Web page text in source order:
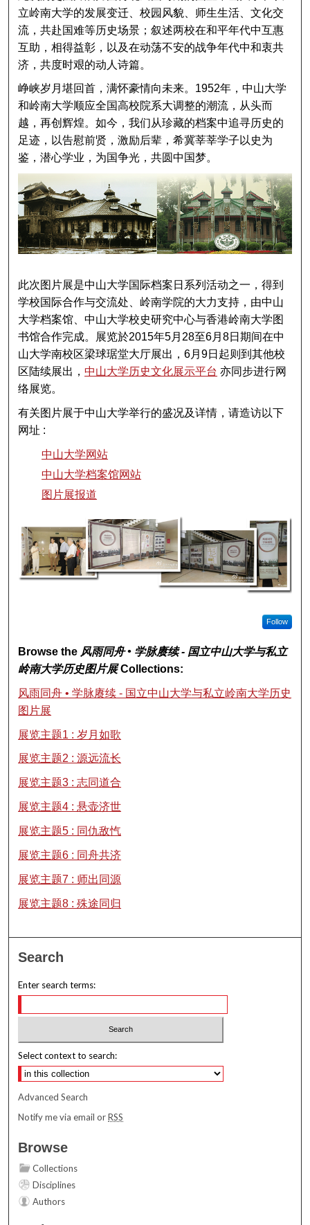
立岭南大学的发展变迁、校园风貌、师生生活、文化交
流，共赴国难等历史场景；叙述两校在和平年代中互惠
互助，相得益彰，以及在动荡不安的战争年代中和衷共
济，共度时艰的动人诗篇。
峥峡岁月堪回首，满怀豪情向未来。1952年，中山大学
和岭南大学顺应全国高校院系大调整的潮流，从头而
越，再创辉煌。如今，我们从珍藏的档案中追寻历史的
足迹，以告慰前贤，激励后辈，希冀莘莘学子以史为
鉴，潜心学业，为国争光，共圆中国梦。
此次图片展是中山大学国际档案日系列活动之一，得到
学校国际合作与交流处、岭南学院的大力支持，由中山
大学档案馆、中山大学校史研究中心与香港岭南大学图
书馆合作完成。展览於2015年5月28至6月8日期间在中
山大学南校区梁球琚堂大厅展出，6月9日起则到其他校
区陆续展出，中山大学历史文化展示平台 亦同步进行网
络展览。
有关图片展于中山大学举行的盛况及详情，请造访以下
网址 :
中山大学网站
中山大学档案馆网站
图片展报道
Follow
Browse the 风雨同舟 • 学脉赓续 - 国立中山大学与私立
岭南大学历史图片展Collections:
风雨同舟 • 学脉赓续 - 国立中山大学与私立岭南大学历史
图片展
展览主题1 : 岁月如歌
展览主题2 : 源远流长
展览主题3 : 志同道合
展览主题4 : 悬壶济世
展览主题5 : 同仇敌忾
展览主题6 : 同舟共济
展览主题7 : 师出同源
展览主题8 : 殊途同归
Search
Enter search terms:
Select context to search:
Advanced Search
Notify me via email orRSS
Browse
Collections
Disciplines
Authors